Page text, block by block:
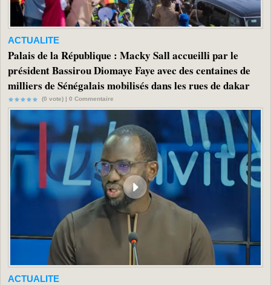
ACTUALITE
Palais de la République : Macky Sall accueilli par le
président Bassirou Diomaye Faye avec des centaines de
milliers de Sénégalais mobilisés dans les rues de dakar
(0 vote) | 0 Commentaire
ACTUALITE